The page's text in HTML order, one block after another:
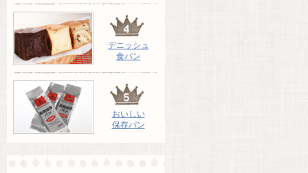
デニッシュ
食パン
おいしい
保存パン